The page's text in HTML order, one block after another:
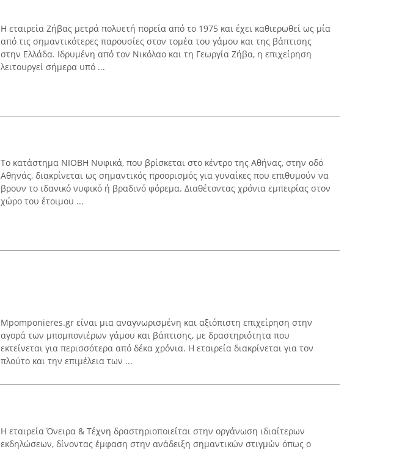
Η εταιρεία Ζήβας μετρά πολυετή πορεία από το 1975 και έχει καθιερωθεί ως μία
από τις σημαντικότερες παρουσίες στον τομέα του γάμου και της βάπτισης
στην Ελλάδα. Ιδρυμένη από τον Νικόλαο και τη Γεωργία Ζήβα, η επιχείρηση
λειτουργεί σήμερα υπό ...
Το κατάστημα ΝΙΟΒΗ Νυφικά, που βρίσκεται στο κέντρο της Αθήνας, στην οδό
Αθηνάς, διακρίνεται ως σημαντικός προορισμός για γυναίκες που επιθυμούν να
βρουν το ιδανικό νυφικό ή βραδινό φόρεμα. Διαθέτοντας χρόνια εμπειρίας στον
χώρο του έτοιμου ...
Mpomponieres.gr είναι μια αναγνωρισμένη και αξιόπιστη επιχείρηση στην
αγορά των μπομπονιέρων γάμου και βάπτισης, με δραστηριότητα που
εκτείνεται για περισσότερα από δέκα χρόνια. Η εταιρεία διακρίνεται για τον
πλούτο και την επιμέλεια των ...
Η εταιρεία Όνειρα & Τέχνη δραστηριοποιείται στην οργάνωση ιδιαίτερων
εκδηλώσεων, δίνοντας έμφαση στην ανάδειξη σημαντικών στιγμών όπως ο